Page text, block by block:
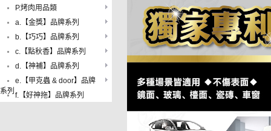
P.烤肉用品類
a.【金獎】品牌系列
b.【巧巧】品牌系列
c.【點秋香】品牌系列
d.【神補】品牌系列
e.【甲克蟲 & door】品牌
系列 f.【好神拖】品牌系列